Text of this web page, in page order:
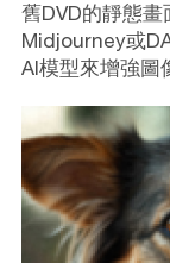
舊DVD的靜態
Midjourney或
AI模型來增強圖